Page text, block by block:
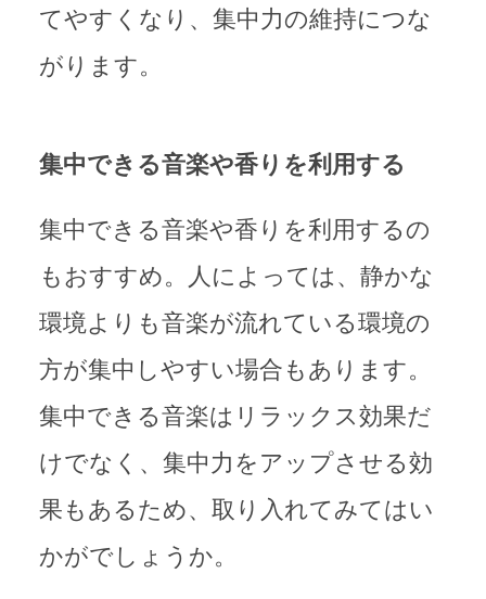
てやすくなり、集中力の維持につな
がります。
集中できる音楽や香りを利用する
集中できる音楽や香りを利用するの
もおすすめ。人によっては、静かな
環境よりも音楽が流れている環境の
方が集中しやすい場合もあります。
集中できる音楽はリラックス効果だ
けでなく、集中力をアップさせる効
果もあるため、取り入れてみてはい
かがでしょうか。